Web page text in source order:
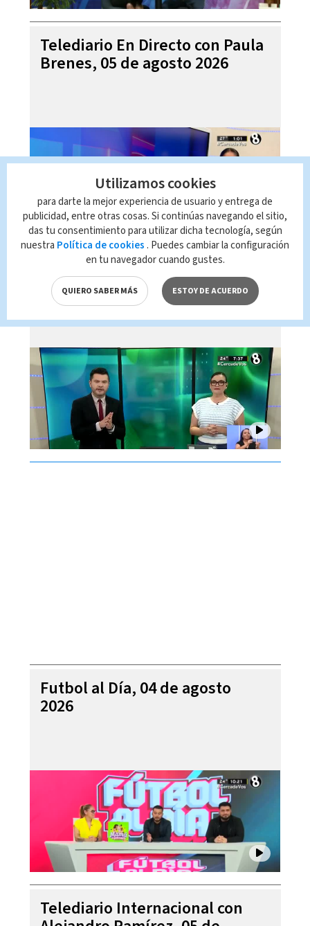
Telediario En Directo con Paula
Brenes, 05 de agosto 2026
Noticias Telediario Estelar, 04
de agosto 2026
Futbol al Día, 04 de agosto
2026
Telediario Internacional con
Utilizamos cookies
para darte la mejor experiencia de usuario y entrega de
publicidad, entre otras cosas. Si continúas navegando el sitio,
das tu consentimiento para utilizar dicha tecnología, según
nuestra Política de cookies . Puedes cambiar la configuración
en tu navegador cuando gustes.
QUIERO SABER MÁS ESTOY DE ACUERDO